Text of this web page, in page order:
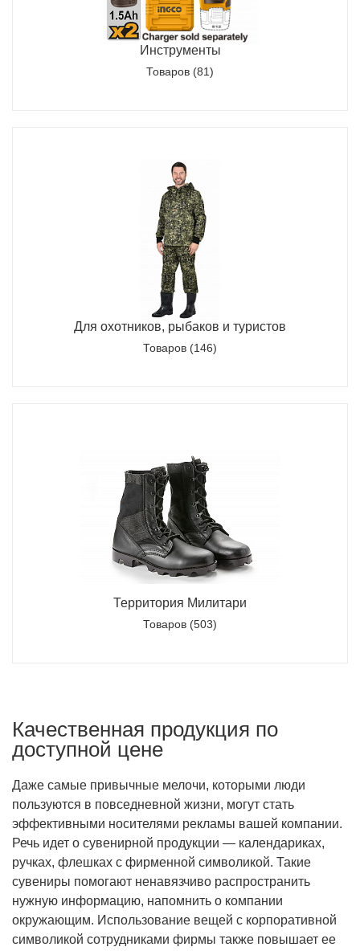
Инструменты
Товаров (81)
Для охотников, рыбаков и туристов
Товаров (146)
Территория Милитари
Товаров (503)
Качественная продукция по
доступной цене
Даже самые привычные мелочи, которыми люди
пользуются в повседневной жизни, могут стать
эффективными носителями рекламы вашей компании.
Речь идет о сувенирной продукции — календариках,
ручках, флешках с фирменной символикой. Такие
сувениры помогают ненавязчиво распространить
нужную информацию, напомнить о компании
окружающим. Использование вещей с корпоративной
символикой сотрудниками фирмы также повышает ее